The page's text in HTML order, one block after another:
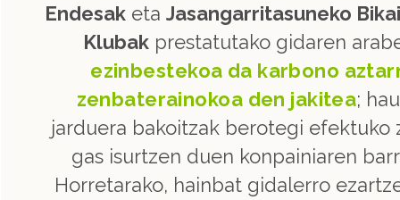
Endesaketa Jasangarritasuneko
Klubakprestatutako gidaren
ezinbestekoa da karbono
zenbaterainokoa den jakitea;
jarduera bakoitzak berotegi efektuko
gas isurtzen duen konpainiaren
Horretarako, hainbat gidalerro